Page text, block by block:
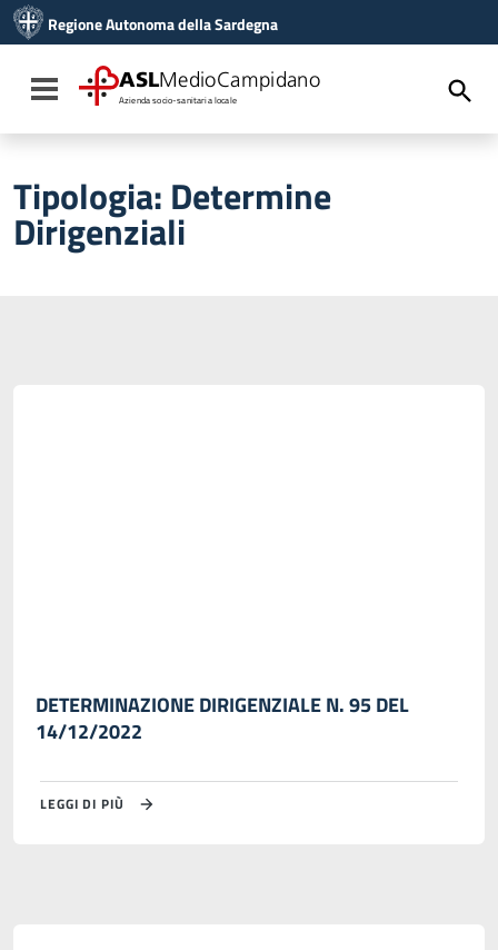
Vai al menu di navigazione
Vai al footer
Regione Autonoma della Sardegna
Toggle navigation
ASLMedioCampidano
Azienda socio-sanitaria locale
Tipologia: Determine
Dirigenziali
DETERMINAZIONE DIRIGENZIALE N. 95 DEL
14/12/2022
LEGGI DI PIÙ